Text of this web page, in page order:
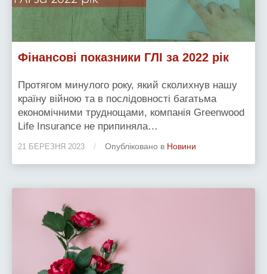
Фінансові показники ГЛІ за 2022 рік
Протягом минулого року, який сколихнув нашу
країну війною та в послідовності багатьма
економічними труднощами, компанія Greenwood
Life Insurance не припиняла…
21 БЕРЕЗНЯ 2023 / Опубліковано в Новини